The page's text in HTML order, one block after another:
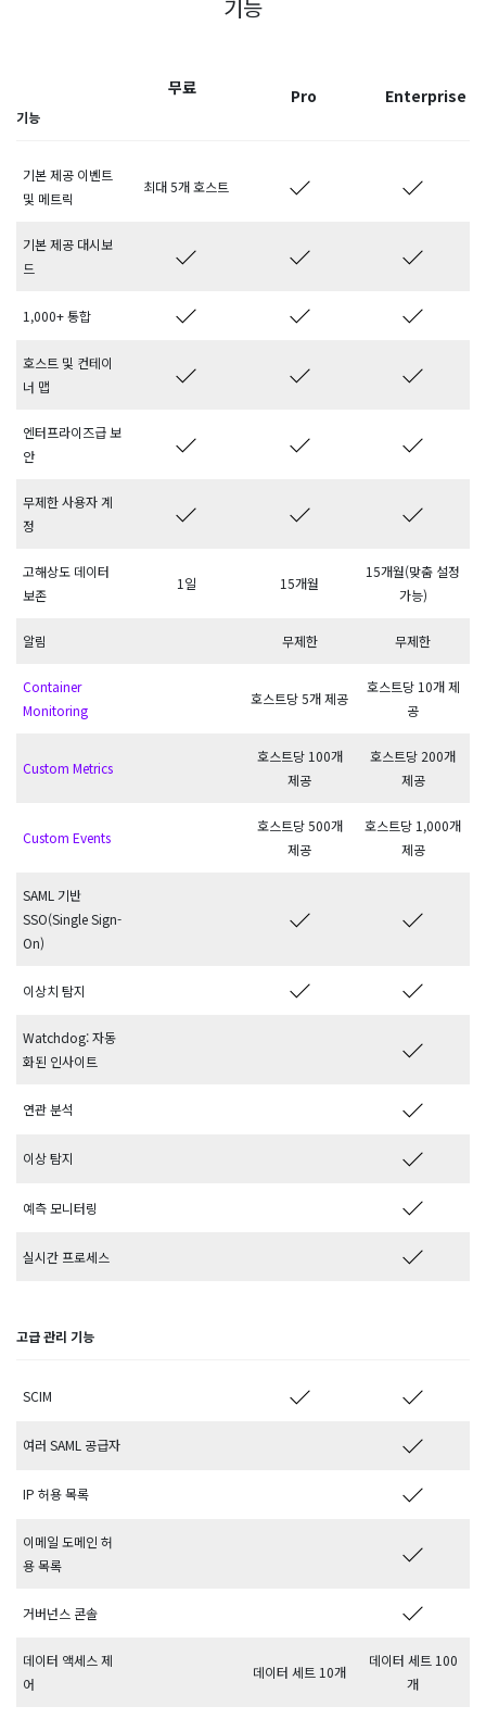
기능
무료 Pro Enterprise
기능
기본 제공 이벤트
및 메트릭
최대 5개 호스트
기본 제공 대시보
드
1,000+ 통합
호스트 및 컨테이
너 맵
엔터프라이즈급 보
안
무제한 사용자 계
정
고해상도 데이터
보존
1일 15개월
15개월(맞춤 설정
가능)
알림 무제한 무제한
Container
Monitoring
호스트당 5개 제공
호스트당 10개 제
공
Custom Metrics
호스트당 100개
제공
호스트당 200개
제공
Custom Events
호스트당 500개
제공
호스트당 1,000개
제공
SAML 기반
SSO(Single Sign-
On)
이상치 탐지
Watchdog: 자동
화된 인사이트
연관 분석
이상 탐지
예측 모니터링
실시간 프로세스
고급 관리 기능
SCIM
여러 SAML 공급자
IP 허용 목록
이메일 도메인 허
용 목록
거버넌스 콘솔
데이터 액세스 제
어
데이터 세트 10개
데이터 세트 100
개